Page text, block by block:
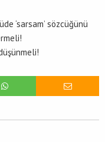
‘sarsam’ sözcüğünü